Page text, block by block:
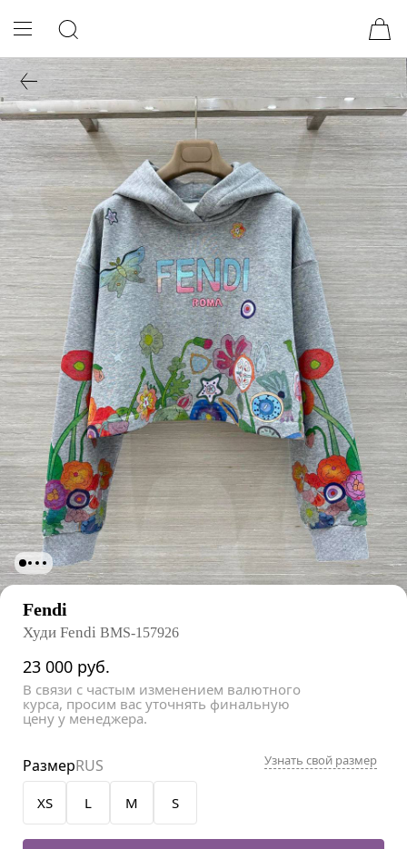
Fendi
Худи Fendi BMS-157926
23 000 руб.
В связи с частым изменением валютного
курса, просим вас уточнять финальную
цену у менеджера.
XS L M S
РазмерRUS Узнать свой размер